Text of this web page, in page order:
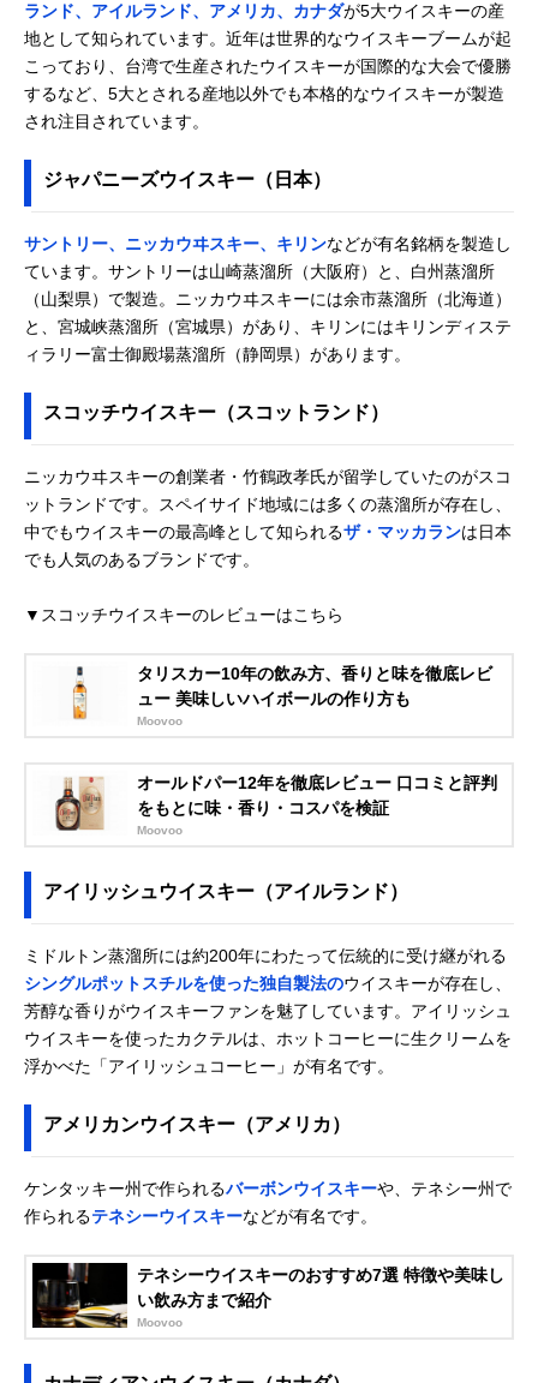
Amazonで見る
サントリー カナデ
ィアンクラブ クラ
シック12年
12年熟成のカナデ
ィアンウイスキー
700ml
ランド、アイルランド、アメリカ、カナダが5大ウイスキーの産
地として知られています。近年は世界的なウイスキーブームが起
こっており、台湾で生産されたウイスキーが国際的な大会で優勝
するなど、5大とされる産地以外でも本格的なウイスキーが製造
され注目されています。
ジャパニーズウイスキー（日本）
サントリー、ニッカウヰスキー、キリンなどが有名銘柄を製造し
ています。サントリーは山崎蒸溜所（大阪府）と、白州蒸溜所
（山梨県）で製造。ニッカウヰスキーには余市蒸溜所（北海道）
と、宮城峡蒸溜所（宮城県）があり、キリンにはキリンディステ
ィラリー富士御殿場蒸溜所（静岡県）があります。
スコッチウイスキー（スコットランド）
ニッカウヰスキーの創業者・竹鶴政孝氏が留学していたのがスコ
ットランドです。スペイサイド地域には多くの蒸溜所が存在し、
中でもウイスキーの最高峰として知られるザ・マッカランは日本
でも人気のあるブランドです。
▼スコッチウイスキーのレビューはこちら
タリスカー10年の飲み方、香りと味を徹底レビ
ュー 美味しいハイボールの作り方も
Moovoo
オールドパー12年を徹底レビュー 口コミと評判
をもとに味・香り・コスパを検証
Moovoo
アイリッシュウイスキー（アイルランド）
ミドルトン蒸溜所には約200年にわたって伝統的に受け継がれる
シングルポットスチルを使った独自製法のウイスキーが存在し、
芳醇な香りがウイスキーファンを魅了しています。アイリッシュ
ウイスキーを使ったカクテルは、ホットコーヒーに生クリームを
浮かべた「アイリッシュコーヒー」が有名です。
アメリカンウイスキー（アメリカ）
ケンタッキー州で作られるバーボンウイスキーや、テネシー州で
作られるテネシーウイスキーなどが有名です。
テネシーウイスキーのおすすめ7選 特徴や美味し
い飲み方まで紹介
Moovoo